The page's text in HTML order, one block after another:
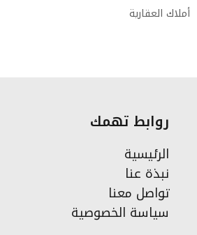
أملاك العقارية
روابط تهمك
الرئيسية
نبذة عنا
تواصل معنا
سياسة الخصوصية